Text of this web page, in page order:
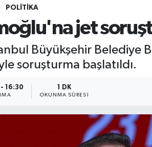
POLITIKA
jet
Büyükşehir Belediye
soruşturma başlatıldı.
16:30 1 DK
OKUNMA SÜRESI